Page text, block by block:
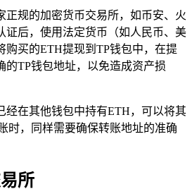
正规的加密货币交易所，如币安、火
证后，使用法定货币（如人民币、美
购买的ETH提现到TP钱包中，在提
的TP钱包地址，以免造成资产损
经在其他钱包中持有ETH，可以将其
时，同样需要确保转账地址的准确
所